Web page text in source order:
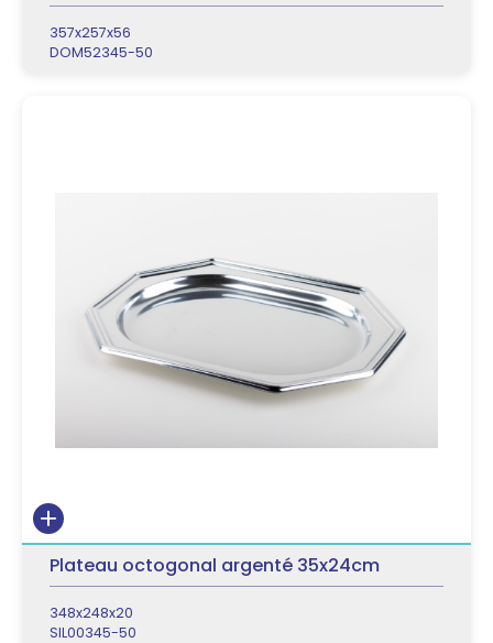
357x257x56
DOM52345-50
Plateau octogonal argenté 35x24cm
348x248x20
SIL00345-50